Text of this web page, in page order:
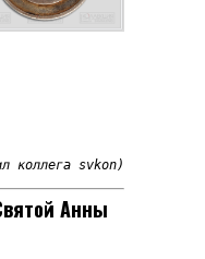
коллега svkon)
Анны